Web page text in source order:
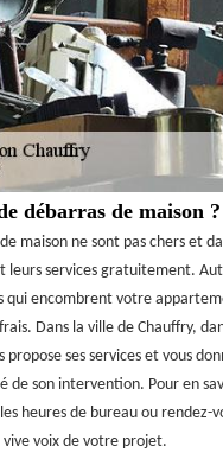
débarras de maison ?
maison ne sont pas chers et
leurs services gratuitement.
qui encombrent votre
Dans la ville de Chauffry,
ses services et vous
de son intervention. Pour en
heures de bureau ou rendez-
voix de votre projet.